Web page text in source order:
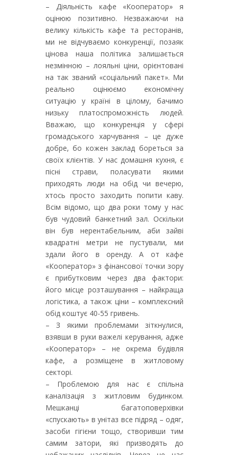
– Діяльність кафе «Кооператор» я
оцінюю позитивно. Незважаючи на
велику кількість кафе та ресторанів,
ми не відчуваємо конкуренції, позаяк
цінова наша політика залишається
незмінною – лояльні ціни, орієнтовані
на так званий «соціальний пакет». Ми
реально оцінюємо економічну
ситуацію у країні в цілому, бачимо
низьку платоспроможність людей.
Вважаю, що конкуренція у сфері
громадського харчування – це дуже
добре, бо кожен заклад бореться за
своїх клієнтів. У нас домашня кухня, є
пісні страви, поласувати якими
приходять люди на обід чи вечерю,
хтось просто заходить попити каву.
Всім відомо, що два роки тому у нас
був чудовий банкетний зал. Оскільки
він був нерентабельним, аби зайві
квадратні метри не пустували, ми
здали його в оренду. А от кафе
«Кооператор» з фінансової точки зору
є прибутковим через два фактори:
його місце розташування – найкраща
логістика, а також ціни – комплексний
обід коштує 40-55 гривень.
– З якими проблемами зіткнулися,
взявши в руки важелі керування, адже
«Кооператор» – не окрема будівля
кафе, а розміщене в житловому
секторі.
– Проблемою для нас є спільна
каналізація з житловим будинком.
Мешканці багатоповерхівки
«спускають» в унітаз все підряд – одяг,
засоби гігієни тощо, створивши тим
самим затори, які призводять до